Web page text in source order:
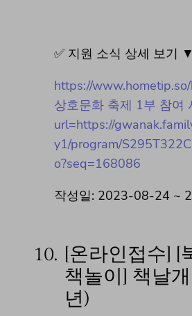
✅ 지원 소식 상세 보기 ▼
https://
상호문화 축제 1부 참여
url=https://
y1/program/
o?seq=168086
작성일: 2023-08-24 ~
10. [온라인접수] [
책놀이] 책날
년)